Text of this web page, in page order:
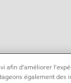
afin d'améliorer
également des